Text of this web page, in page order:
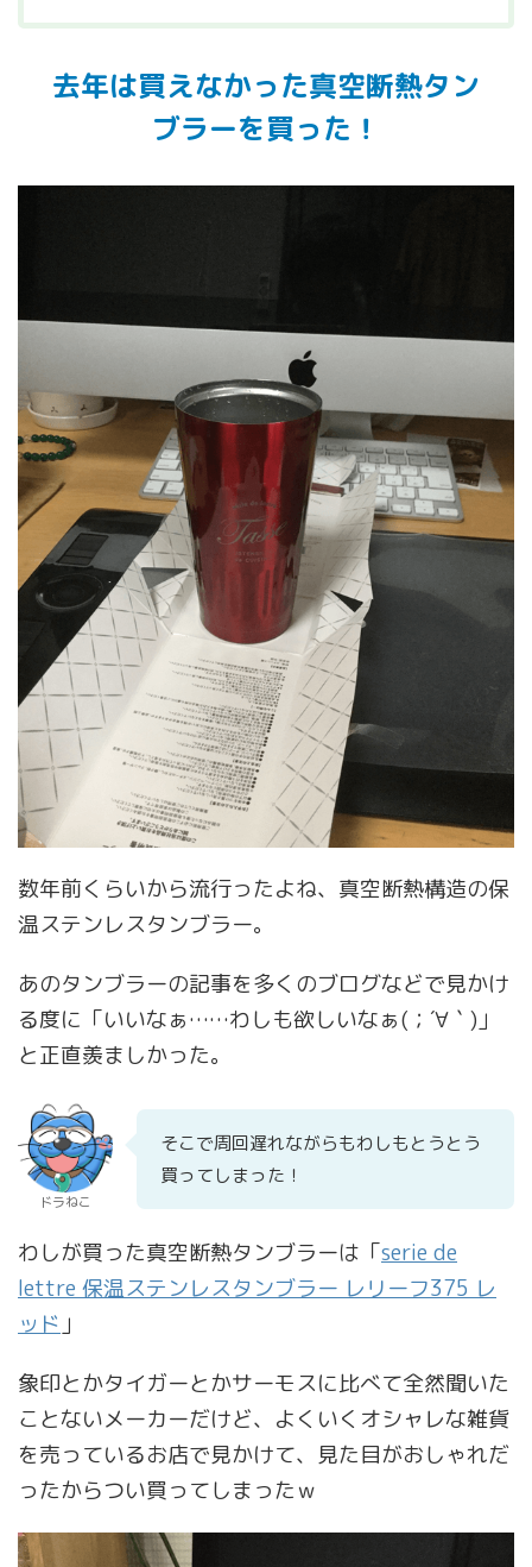
去年は買えなかった真空断熱タン
ブラーを買った！
数年前くらいから流行ったよね、真空断熱構造の保
温ステンレスタンブラー。
あのタンブラーの記事を多くのブログなどで見かけ
る度に「いいなぁ……わしも欲しいなぁ(；´∀｀)」
と正直羨ましかった。
ドラねこ
そこで周回遅れながらもわしもとうとう
買ってしまった！
わしが買った真空断熱タンブラーは「serie de
lettre 保温ステンレスタンブラー レリーフ375 レ
ッド 」
象印とかタイガーとかサーモスに比べて全然聞いた
ことないメーカーだけど、よくいくオシャレな雑貨
を売っているお店で見かけて、見た目がおしゃれだ
ったからつい買ってしまったｗ